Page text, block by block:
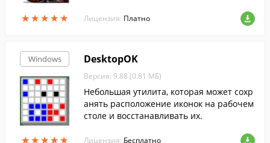
★★★★★
★★★★★
Благодаря использованию сложной сист
емы ставок, сводится к минимуму вероя
Лицензия: Платно
Windows
★★★★★
★★★★★
DesktopOK
Версия: 9.88 (0.81 МБ)
Небольшая утилита, которая может сохр
анять расположение иконок на рабочем
столе и восстанавливать их.
Лицензия: Бесплатно